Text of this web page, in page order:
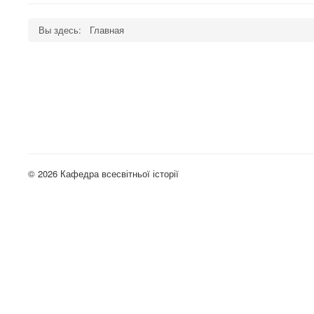
Вы здесь: Главная
© 2026 Кафедра всесвітньої історії